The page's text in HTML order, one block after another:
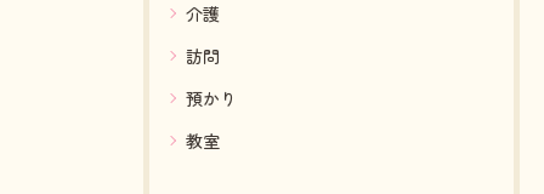
介護
訪問
預かり
教室